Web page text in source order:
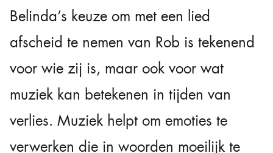
Belinda’s keuze om met een lied
afscheid te nemen van Rob is tekenend
voor wie zij is, maar ook voor wat
muziek kan betekenen in tijden van
verlies. Muziek helpt om emoties te
verwerken die in woorden moeilijk te